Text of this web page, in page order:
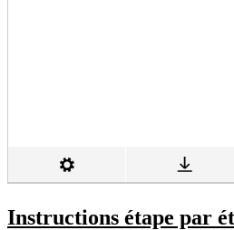
Instructions étape par